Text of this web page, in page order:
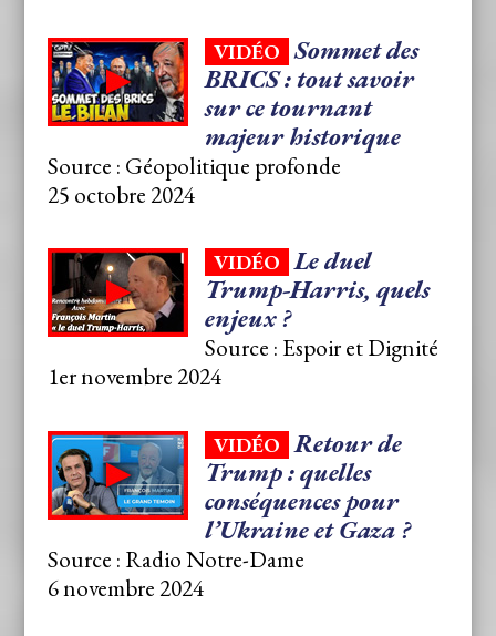
VIDÉO Sommet des
BRICS : tout savoir
sur ce tournant
majeur historique
Source : Géopolitique profonde
25 octobre 2024
VIDÉO Le duel
Trump-Harris, quels
enjeux ?
Source : Espoir et Dignité
1ernovembre 2024
VIDÉO Retour de
Trump : quelles
conséquences pour
l’Ukraine et Gaza ?
Source : Radio Notre-Dame
6 novembre 2024